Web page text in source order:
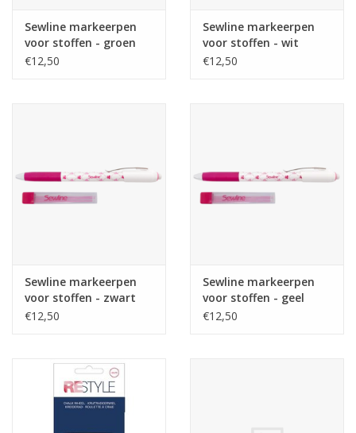
Sewline markeerpen
voor stoffen - groen
€12,50
Sewline markeerpen
voor stoffen - wit
€12,50
Sewline markeerpen
voor stoffen - zwart
€12,50
Sewline markeerpen
voor stoffen - geel
€12,50